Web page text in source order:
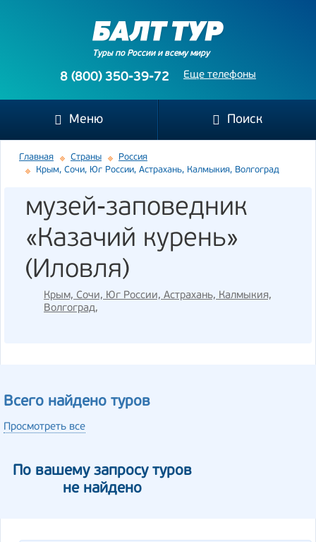
Туры по России и всему миру
Еще телефоны
8 (800) 350-39-72
Меню Поиск
Главная Страны
Россия
Крым, Сочи, Юг России, Астрахань, Калмыкия, Волгоград
музей-заповедник
«Казачий курень»
(Иловля)
Крым, Сочи, Юг России, Астрахань, Калмыкия,
Волгоград,
Всего найдено туров
Просмотреть все
По вашему запросу туров
не найдено